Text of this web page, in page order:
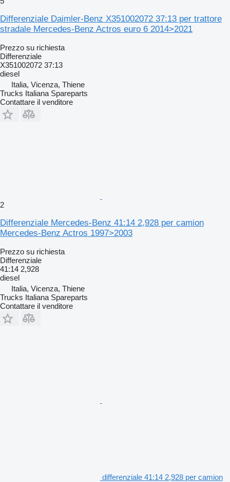
Differenziale Daimler-Benz X351002072 37:13 per trattore
stradale Mercedes-Benz Actros euro 6 2014>2021
Prezzo su richiesta
Differenziale
X351002072 37:13
diesel
Italia, Vicenza, Thiene
Trucks Italiana Spareparts
Contattare il venditore
2
Differenziale Mercedes-Benz 41:14 2,928 per camion
Mercedes-Benz Actros 1997>2003
Prezzo su richiesta
Differenziale
41:14 2,928
diesel
Italia, Vicenza, Thiene
Trucks Italiana Spareparts
Contattare il venditore
differenziale 41:14 2,928 per camion